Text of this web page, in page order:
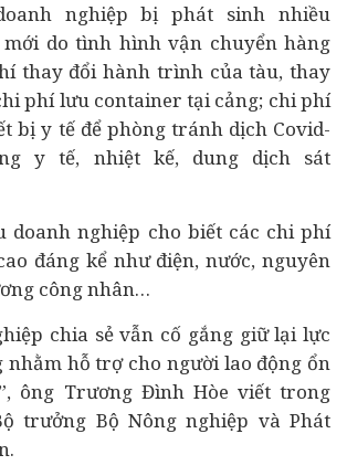
nghiệp bị phát sinh nhiều
do tình hình vận chuyển hàng
thay đổi hành trình của tàu, thay
phí lưu container tại cảng; chi phí
bị y tế để phòng tránh dịch Covid-
y tế, nhiệt kế, dung dịch sát
doanh nghiệp cho biết các chi phí
đáng kể như điện, nước, nguyên
công nhân…
chia sẻ vẫn cố gắng giữ lại lực
nhằm hỗ trợ cho người lao động ổn
ông Trương Đình Hòe viết trong
trưởng Bộ Nông nghiệp và Phát